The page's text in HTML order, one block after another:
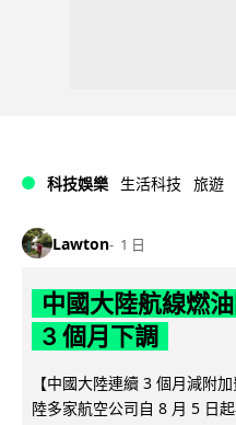
科技娛樂 生活科技 旅遊
Lawton 1 日
中國大陸航線燃
3 個月下調
【中國大陸連續 3 個月減附
陸多家航空公司自 8 月 5 日